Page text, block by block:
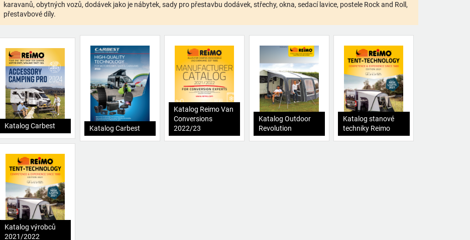
karavanů, obytných vozů, dodávek jako je nábytek, sady pro přestavbu dodávek, střechy, okna, sedací lavice, postele Rock and Roll,
přestavbové díly.
Katalog Carbest Katalog Carbest
Katalog Reimo Van
Conversions
2022/23
Katalog Outdoor
Revolution
Katalog stanové
techniky Reimo
Katalog výrobců
2021/2022